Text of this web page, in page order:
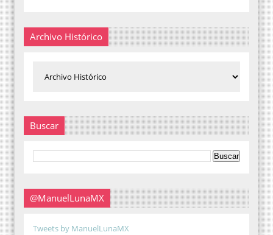
Archivo Histórico
Buscar
@ManuelLunaMX
Tweets by ManuelLunaMX